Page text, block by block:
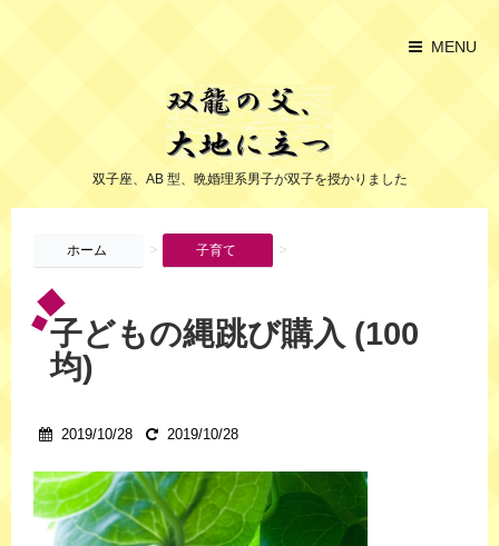
MENU
双子座、AB 型、晩婚理系男子が双子を授かりました
ホーム > 子育て >
子どもの縄跳び購入 (100
均)
2019/10/28 2019/10/28